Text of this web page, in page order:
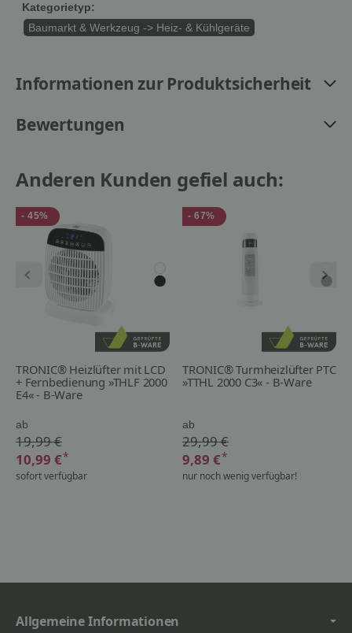
Kategorietyp:
Baumarkt & Werkzeug -> Heiz- & Kühlgeräte
Informationen zur Produktsicherheit
Bewertungen
Anderen Kunden gefiel auch:
- 45%
TRONIC® Heizlüfter mit LCD
+ Fernbedienung »THLF 2000
E4« - B-Ware
ab
19,99 €
10,99 €*
sofort verfügbar
- 67%
TRONIC® Turmheizlüfter PTC
»TTHL 2000 C3« - B-Ware
ab
29,99 €
9,89 €*
nur noch wenig verfügbar!
Allgemeine Informationen